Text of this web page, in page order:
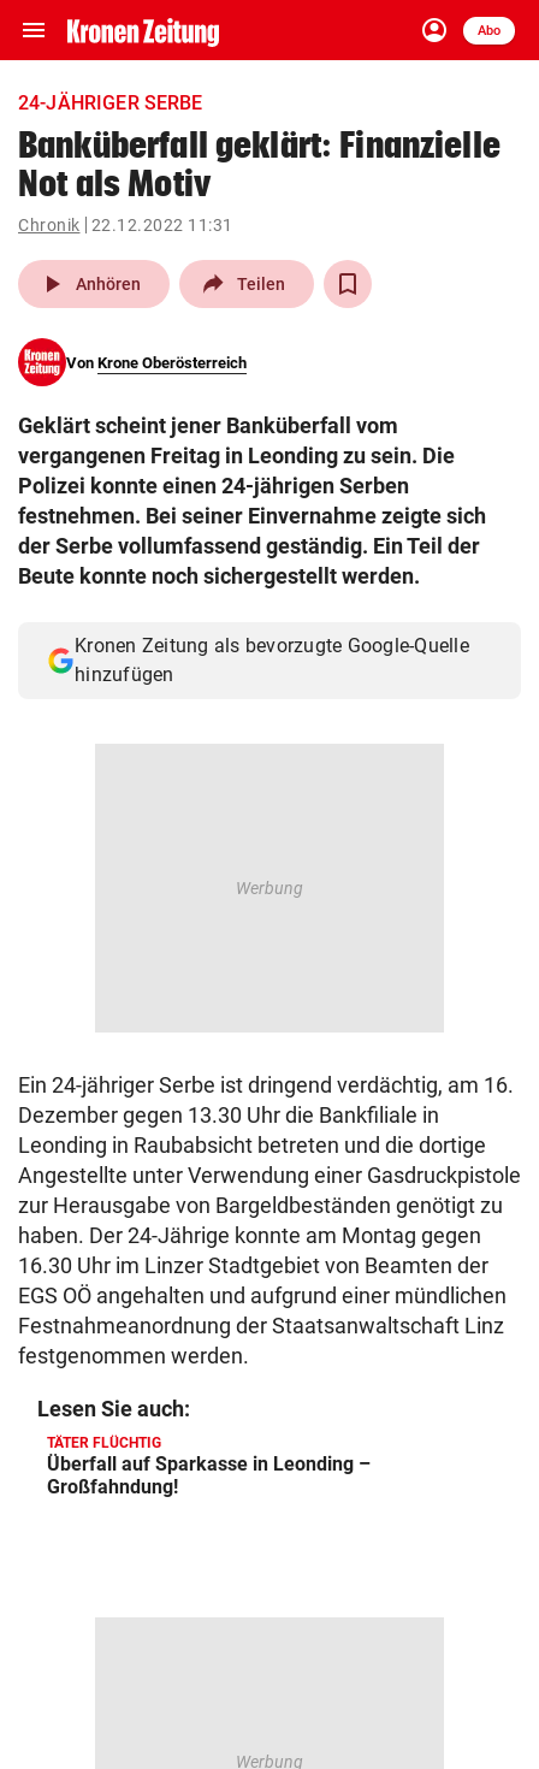
menu Navigation
ein-/ausklappen
account_circle
Anmelden
Abo
close Schließen
account_circle Anmelden
pin_drop
Wien arrow_right
search
eingeben
© Krone Multimedia GmbH & Co KG 2026
Muthgasse 2, 1190 Wien
24-JÄHRIGER SERBE
Banküberfall geklärt: Finanzielle
Not als Motiv
Chronik 22.12.2022 11:31
play_arrow Anhören Teilen
Von Krone Oberösterreich
Geklärt scheint jener Banküberfall vom
vergangenen Freitag in Leonding zu sein. Die
Polizei konnte einen 24-jährigen Serben
festnehmen. Bei seiner Einvernahme zeigte sich
der Serbe vollumfassend geständig. Ein Teil der
Beute konnte noch sichergestellt werden.
Kronen Zeitung als bevorzugte Google-Quelle
hinzufügen
Ein 24-jähriger Serbe ist dringend verdächtig, am 16.
Dezember gegen 13.30 Uhr die Bankfiliale in
Leonding in Raubabsicht betreten und die dortige
Angestellte unter Verwendung einer Gasdruckpistole
zur Herausgabe von Bargeldbeständen genötigt zu
haben. Der 24-Jährige konnte am Montag gegen
16.30 Uhr im Linzer Stadtgebiet von Beamten der
EGS OÖ angehalten und aufgrund einer mündlichen
Festnahmeanordnung der Staatsanwaltschaft Linz
festgenommen werden.
Lesen Sie auch:
TÄTER FLÜCHTIG
Überfall auf Sparkasse in Leonding –
Großfahndung!